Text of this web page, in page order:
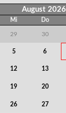
August 2026
Mi Do
29 30
5 6
12 13
19 20
26 27